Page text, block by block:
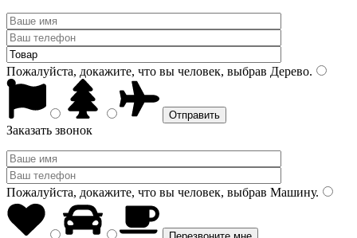
Пожалуйста, докажите, что вы человек, выбрав Дерево.
Заказать звонок
Пожалуйста, докажите, что вы человек, выбрав Машину.